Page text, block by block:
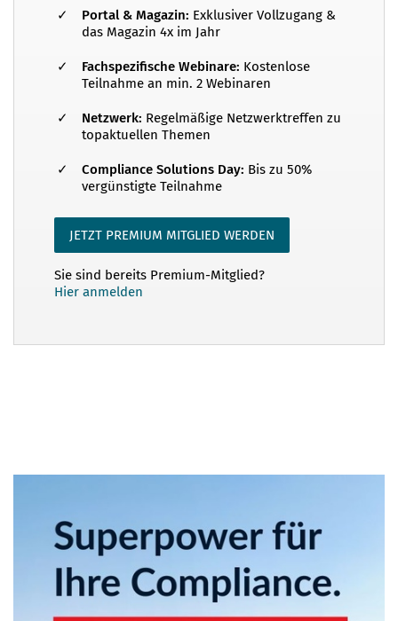
Interessenvertreter in Verbänden müssen
spätestens dann ihre Tätigkeit weit stärker als
bisher offenlegen und – etwa durch die Eintragung
in ein entsprechendes Register – transparent
machen. Compliance Praxis hat die Entstehung
dieses Gesetzes, ebenso wie des gesamten
„Transparenzpakets“, seit den Anfänge...
Portal & Magazin: Exklusiver Vollzugang &
das Magazin 4x im Jahr
Fachspezifische Webinare: Kostenlose
Teilnahme an min. 2 Webinaren
Netzwerk: Regelmäßige Netzwerktreffen zu
topaktuellen Themen
Compliance Solutions Day: Bis zu 50%
vergünstigte Teilnahme
JETZT PREMIUM MITGLIED WERDEN
Sie sind bereits Premium-Mitglied?
Hier anmelden